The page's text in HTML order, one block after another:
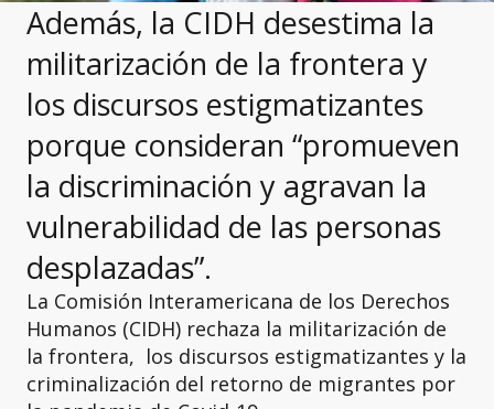
Además, la CIDH desestima la
militarización de la frontera y
los discursos estigmatizantes
porque consideran “promueven
la discriminación y agravan la
vulnerabilidad de las personas
desplazadas”.
La Comisión Interamericana de los Derechos
Humanos (CIDH) rechaza la militarización de
la frontera, los discursos estigmatizantes y la
criminalización del retorno de migrantes por